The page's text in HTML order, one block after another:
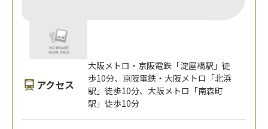
アクセス
大阪メトロ・京阪電鉄「淀屋橋駅」徒
歩10分、京阪電鉄・大阪メトロ「北浜
駅」徒歩10分、大阪メトロ「南森町
駅」徒歩10分